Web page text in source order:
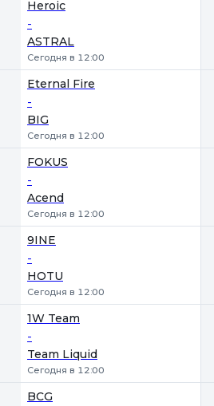
Heroic
-
ASTRAL
Сегодня в 12:00
Eternal Fire
-
BIG
Сегодня в 12:00
FOKUS
-
Acend
Сегодня в 12:00
9INE
-
HOTU
Сегодня в 12:00
1W Team
-
Team Liquid
Сегодня в 12:00
BCG